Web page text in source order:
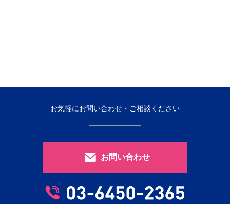
お気軽にお問い合わせ・ご相談ください
お問い合わせ